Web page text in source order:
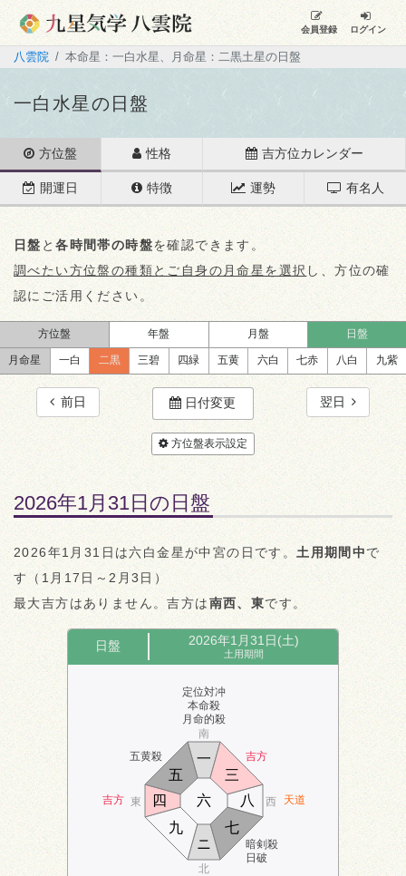
会員登録 ログイン
八雲院 本命星：一白水星、月命星：二黒土星の日盤
一白水星の日盤
方位盤 性格 吉方位カレンダー
開運日 特徴 運勢 有名人
日盤 と各時間帯の時盤を確認できます。
調べたい方位盤の種類とご自身の月命星を選択 し、方位の確
認にご活用ください。
方位盤 年盤 月盤 日盤
月命星 一白 二黒 三碧 四緑 五黄 六白 七赤 八白 九紫
前日 日付変更 翌日
方位盤表示設定
2026年1月31日の日盤
2026年1月31日は六白金星が中宮の日です。 土用期間中で
す（1月17日～2月3日）
最大吉方はありません。吉方は南西、東です。
日盤 2026年1月31日(土)
土用期間
五黄殺
定位対冲
本命殺
月命的殺
吉方
吉方 天道
暗剣殺
日破
南
北
東 西
ニ
三
四
五
六
七
八
九
一